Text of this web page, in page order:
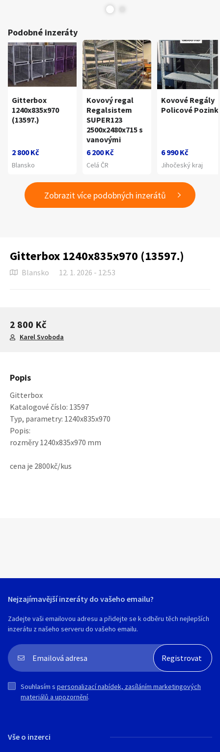
Podobné inzeráty
Gitterbox
1240x835x970
(13597.)
2 800 Kč
Blansko
Kovový regal
Regalsistem
SUPER123
2500x2480x715 s
vanovými
6 200 Kč
Celá ČR
Kovové Regály
Policové Pozink
6 990 Kč
Jihočeský kraj
Zobrazit více podobných inzerátů
Gitterbox 1240x835x970 (13597.)
Blansko 12. 1. 2026 - 12:53
2 800 Kč
Karel Svoboda
Popis
Gitterbox
Katalogové číslo: 13597
Typ, parametry: 1240x835x970
Popis:
rozměry 1240x835x970 mm
cena je 2800kč/kus
Vše o inzerci
Nejzajímavější inzeráty do vašeho emailu?
Zadejte vaši emailovou adresu a přidejte se k odběru těch nejlepších
inzerátu z našeho serveru do vašeho emailu.
Souhlasím s personalizací nabídek, zasíláním marketingových
materiálů a upozornění.